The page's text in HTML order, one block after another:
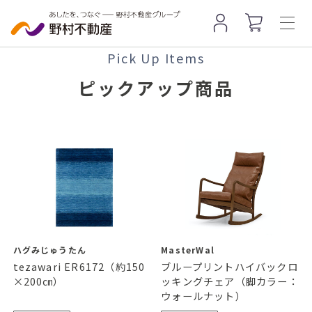
Pick Up Items
ピックアップ商品
ハグみじゅうたん
tezawari ER6172（約150
×200㎝）
MasterWal
ブループリントハイバックロ
ッキングチェア（脚カラー：
ウォールナット）